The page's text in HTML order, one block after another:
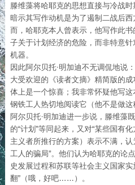
滕维藻将哈耶克的思想直接与冷战时
暗示其写作动机是为了遏制二战后
而，哈耶克本人曾表示，他写作此
子关于计划经济的危险，而非特意
机器。
因此阿尔贝托·明加迪不无调侃地说
大受欢迎的《读者文摘》精简版的
体上是一个惊喜；我非常怀疑他写
钢铁工人热切地阅读它（他不是做
阿尔贝托·明加迪进一步说，滕维藻
的“计划”等同起来，又对“某些国有
主义者所推行的方案）表示不满，
工人的骗局”。他们认为哈耶克的论
史发展过程和苏联等社会主义国家
翻”（哦，好吧……）。